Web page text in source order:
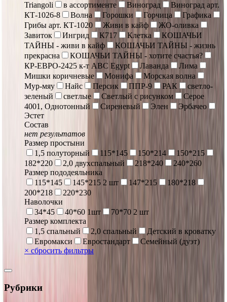
Triangoli
в ассортименте Виноград
Виноград арт.
КТ-1026-8
Волна Горошки Горчица
Графика
Грибы арт. КТ-1020
Живи в кайф
ЖО-оливка
Завиток
Ингрид К717 Клетка
КОШАЧЬИ
ТАЙНЫ - живи в кайф
КОШАЧЬИ ТАЙНЫ - жизнь
прекрасна
КОШАЧЬИ ТАЙНЫ - хотите счастья?
КР-ЕВРО-2425 к-т ABC Egypt
Лаванда
Лима
Мишки коричневые
Монифа
Морская волна
Мур-мяу
Найс Персик ППР-9 РАК
светло-
зеленый
светлые Светлый с рисунком
Серое
4001, Однотонный
Сиреневый Элен
Эрбачео
Эстет
Состав
нет результатов
Размер простыни
1,5 полуторный
115*145 150*214
150*215
182*220
2,0 двухспальный 218*240
240*260
Размер пододеяльника
115*145
145*215 2 шт 147*215
180*218
200*218
220*230
Наволочки
34*45
40*60 1шт
70*70 2 шт
Размер комплекта
1,5 спальный
2,0 спальный
Детский в кроватку
Евромакси
Евростандарт
Семейный (дуэт)
× сбросить фильтры
Рубрики